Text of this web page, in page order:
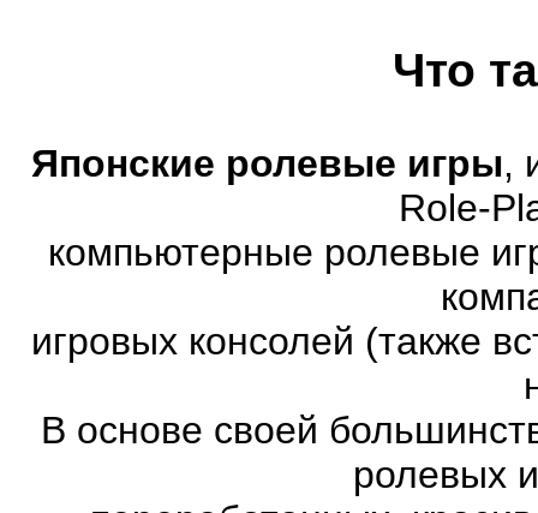
Что
Японские ролевые игры,
Role-
компьютерные ролевые
игровых консолей (также
В основе своей
ролевых